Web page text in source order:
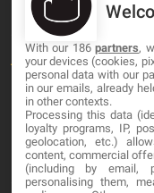
OUR COMPANY
About
Blog
Contact
LEGAL
With our 186partners,
your devices (cookies,
personal data with our
in our emails, already
in other contexts.
Processing this data
loyalty programs, IP,
geolocation, etc.)
content, commercial
(including by email,
personalising them,